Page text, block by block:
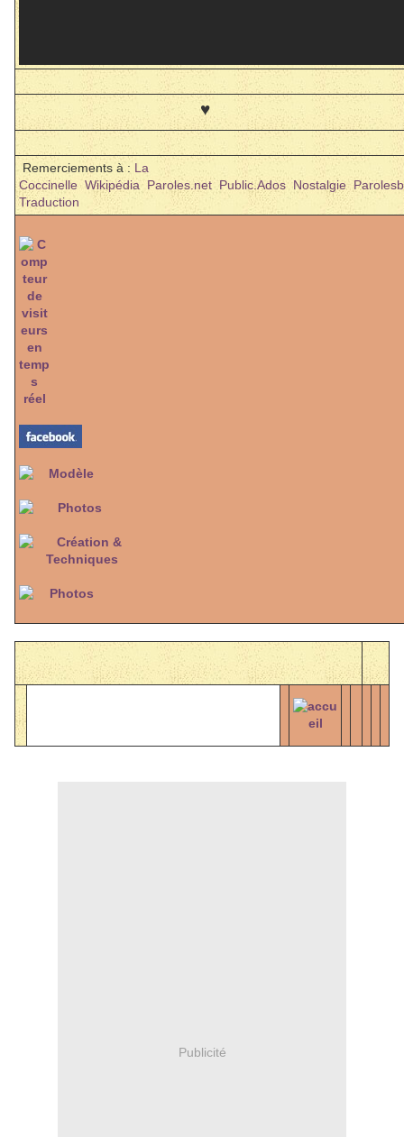
♥
Remerciements à : La
Coccinelle Wikipédia Paroles.net Public.Ados Nostalgie
Traduction
Publicité